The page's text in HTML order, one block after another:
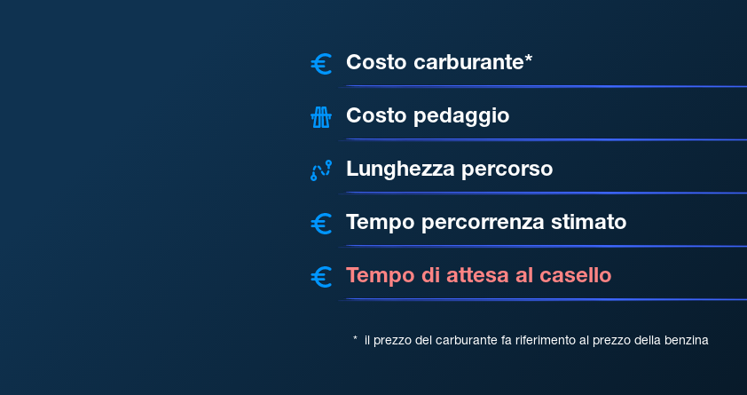
Costo carburante*
Costo pedaggio
Lunghezza percorso
Tempo percorrenza stimato
Tempo di attesa al casello
* il prezzo del carburante fa riferimento al prezzo della benzina